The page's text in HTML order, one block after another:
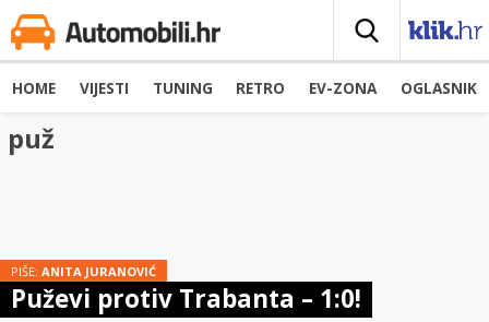
HOME VIJESTI TUNING RETRO EV-ZONA OGLASNIK
puž
PIŠE: ANITA JURANOVIĆ
Puževi protiv Trabanta – 1:0!